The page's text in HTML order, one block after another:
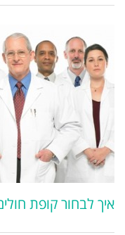
איך לבחור קופת